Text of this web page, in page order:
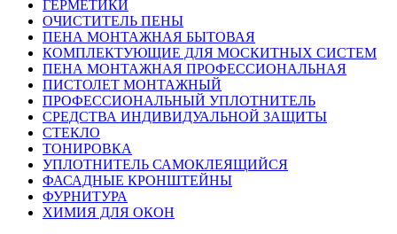
ГEPМЕТИКИ
ОЧИСТИТЕЛЬ ПЕНЫ
ПЕНА МОНТАЖНАЯ БЫТОВАЯ
КОМПЛЕКТУЮЩИЕ ДЛЯ МОСКИТНЫХ СИСТЕМ
ПЕНА МОНТАЖНАЯ ПРОФЕССИОНАЛЬНАЯ
ПИСТОЛЕТ МОНТАЖНЫЙ
ПРОФЕССИОНАЛЬНЫЙ УПЛОТНИТЕЛЬ
СРЕДСТВА ИНДИВИДУАЛЬНОЙ ЗАЩИТЫ
СТЕКЛО
ТОНИРОВКА
УПЛОТНИТЕЛЬ САМОКЛЕЯЩИЙСЯ
ФАСАДНЫЕ КРОНШТЕЙНЫ
ФУРНИТУРА
ХИМИЯ ДЛЯ ОКОН